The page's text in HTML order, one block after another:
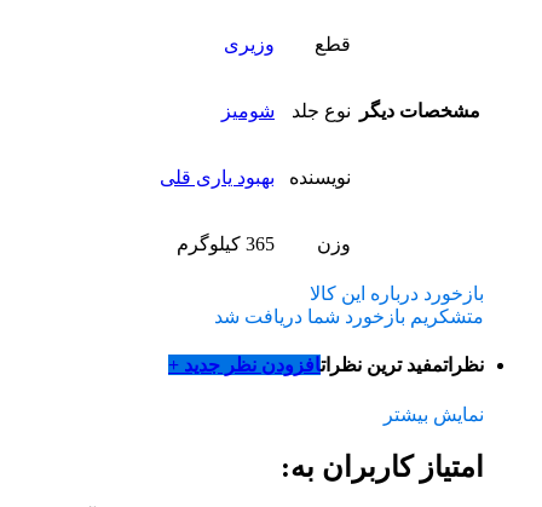
مشخصات دیگر
قطع وزیری
نوع جلد شومیز
نویسنده بهبود یاری قلی
وزن 365 کیلوگرم
بازخورد درباره این کالا
متشکریم بازخورد شما دریافت شد
نظراتمفید ترین نظراتافزودن نظر جدید +
نمایش بیشتر
امتیاز کاربران به: